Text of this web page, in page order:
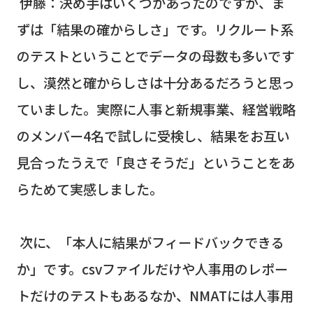
ずは「結果の確からしさ」です。リクルート系
のテストということでデータの母数も多いです
し、漠然と確からしさは十分あるだろうと思っ
ていました。実際に人事と新規事業、経営戦略
のメンバー4名で試しに受検し、結果をお互い
見合ったうえで「良さそうだ」ということをあ
らためて実感しました。
次に、「本人に結果がフィードバックできる
か」です。 csvファイルだけや人事用のレポー
トだけのテストもあるなか、 NMATには人事用